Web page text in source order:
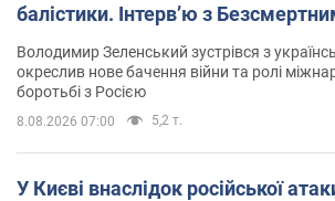
балістики. Інтерв’ю з
Володимир Зеленський зустрівся з
окреслив нове бачення війни та ролі
боротьбі з Росією
8.08.2026 07:00 5,2 т.
У Києві внаслідок російської